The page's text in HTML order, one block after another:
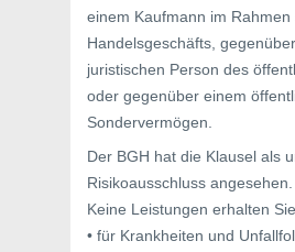
einem Kaufmann im Rahmen
Handelsgeschäfts,
juristischen Person des
oder gegenüber einem
Sondervermögen.
Der BGH hat die Klausel als
Risikoausschluss angesehen.
Keine Leistungen erhalten Sie
• für Krankheiten und